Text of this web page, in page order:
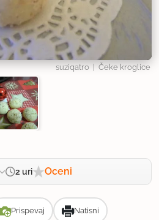
suziqatro | Čeke kroglice
2 uri Oceni
Prispevaj Natisni